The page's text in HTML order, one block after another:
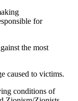
for
the most
caused to victims.
conditions of